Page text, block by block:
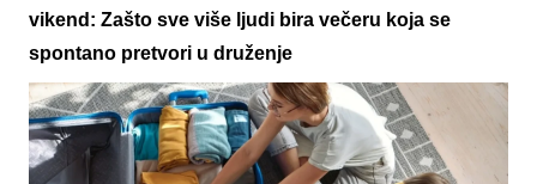
vikend: Zašto sve više ljudi bira večeru koja se
spontano pretvori u druženje